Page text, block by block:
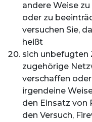
andere Weise
oder zu
versuchen Sie,
heißt
sich unbefugten
zugehörige
verschaffen
irgendeine
den Einsatz von
den Versuch,